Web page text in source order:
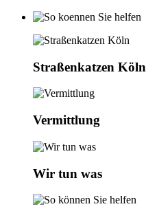
Straßenkatzen Köln
Vermittlung
Wir tun was